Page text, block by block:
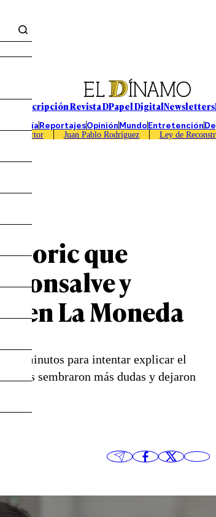
Suscripción Revista DPapel DigitalNewsletters
EconomíaReportajesOpiniónMundoEntretención
Caso Sartor Juan Pablo Rodríguez Ley de
Boric que
y
en La Moneda
55 minutos para intentar explicar el
sembraron más dudas y dejaron